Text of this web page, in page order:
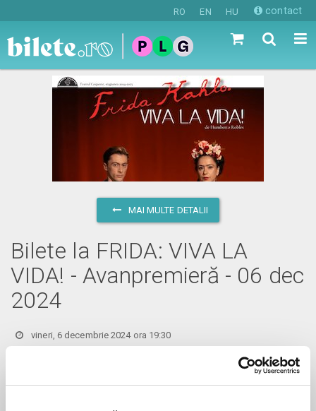
RO EN HU contact
MAI MULTE DETALII
Bilete la FRIDA: VIVA LA
VIDA! - Avanpremieră - 06 dec
2024
vineri, 6 decembrie 2024 ora 19:30
Dupa ora inceperii reprezentatiei biletele isi pierd valabilitatea, iar